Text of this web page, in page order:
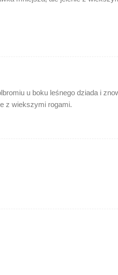
u boku leśnego dziada i
z wiekszymi rogami.